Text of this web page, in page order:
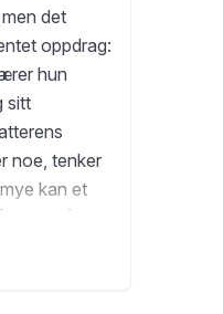
det
oppdrag:
hun
sitt
noe, tenker
kan et